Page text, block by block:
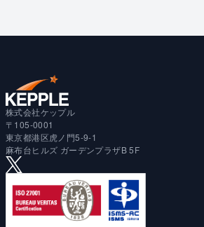
株式会社ケップル
〒105-0001
東京都港区虎ノ門5-9-1
麻布台ヒルズ ガーデンプラザB 5F